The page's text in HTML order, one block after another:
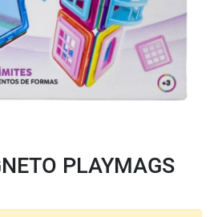
PLAYMAGS